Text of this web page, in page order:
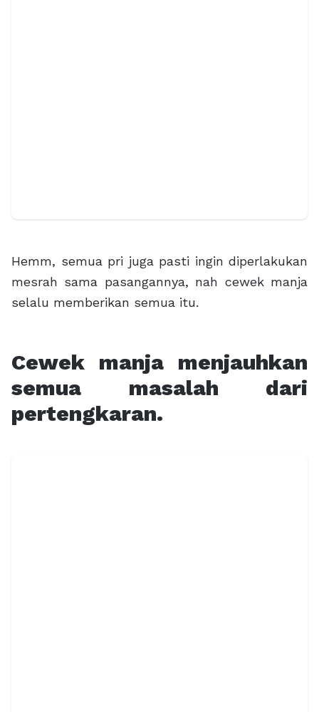
Hemm, semua pri juga pasti ingin diperlakukan
mesrah sama pasangannya, nah cewek manja
selalu memberikan semua itu.
Cewek manja menjauhkan
semua masalah dari
pertengkaran.